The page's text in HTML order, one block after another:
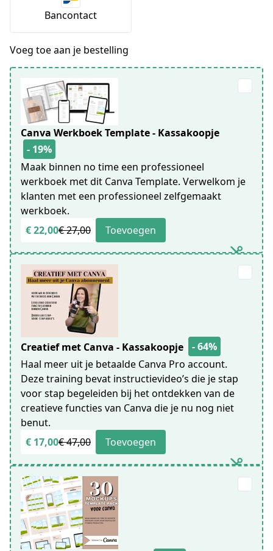
Bancontact
Voeg toe aan je bestelling
Canva Werkboek Template - Kassakoopje
- 19%
Maak binnen no time een professioneel
werkboek met dit Canva Template. Verwelkom je
klanten met een professioneel zelfgemaakt
werkboek.
€ 22,00€ 27,00 Toevoegen
Creatief met Canva - Kassakoopje
- 64%
Haal meer uit je betaalde Canva Pro account.
Deze training bevat instructievideo’s die je stap
voor stap begeleiden bij het ontdekken van de
creatieve functies van Canva die je nu nog niet
benut.
€ 17,00€ 47,00 Toevoegen